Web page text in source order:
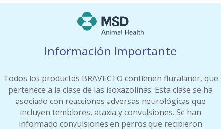
Información Importante
Todos los productos BRAVECTO contienen fluralaner, que
pertenece a la clase de las isoxazolinas. Esta clase se ha
asociado con reacciones adversas neurológicas que
incluyen temblores, ataxia y convulsiones. Se han
informado convulsiones en perros que recibieron